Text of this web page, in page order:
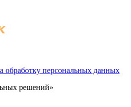
обработку персональных данных
решений»